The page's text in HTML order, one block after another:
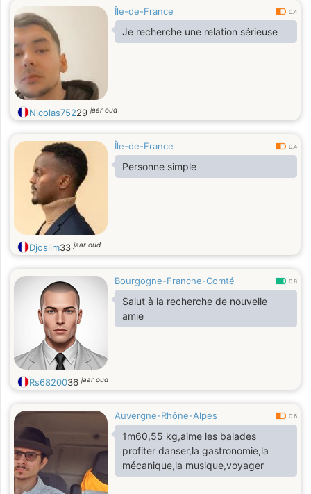
Île-de-France 0.4
Je recherche une relation sérieuse
Nicolas75229jaar oud
Île-de-France 0.4
Personne simple
Djoslim33jaar oud
Bourgogne-Franche-Comté 0.8
Salut à la recherche de nouvelle
amie
Rs6820036jaar oud
Auvergne-Rhône-Alpes 0.6
1m60,55 kg,aime les balades
profiter danser,la gastronomie,la
mécanique,la musique,voyager